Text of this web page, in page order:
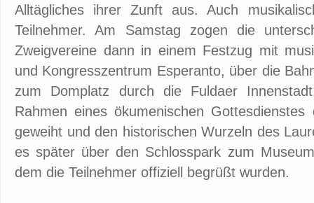
Alltägliches ihrer Zunft aus. Auch
Teilnehmer. Am Samstag zogen die
Zweigvereine dann in einem Festzug mit
und Kongresszentrum Esperanto, über die
zum Domplatz durch die Fuldaer
Rahmen eines ökumenischen
geweiht und den historischen Wurzeln des
es später über den Schlosspark zum
dem die Teilnehmer offiziell begrüßt wurden.